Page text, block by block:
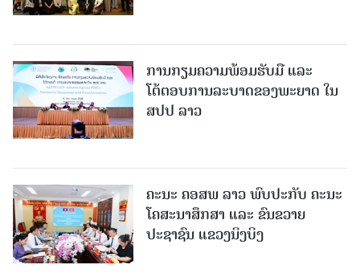
ການກຽມຄວາມພ້ອມຮັບມື ແລະ
ໂຕ້ຕອບການລະບາດຂອງພະຍາດ ໃນ
ສປປ ລາວ
ຄະນະ ຄອສພ ລາວ ພົບປະກັບ ຄະນະ
ໂຄສະນາສຶກສາ ແລະ ຂົນຂວາຍ
ປະຊາຊົນ ແຂວງນິງບິງ